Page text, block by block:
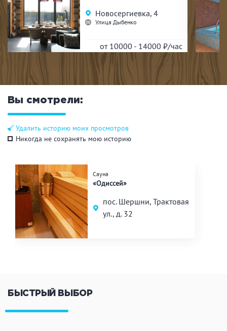
Новосергиевка, 4
Улица Дыбенко
от 10000 - 14000 ₽/час
Вы смотрели:
Удалить историю моих просмотров
Никогда не сохранять мою историю
Сауна
«Одиссей»
пос. Шершни, Трактовая
ул., д. 32
БЫСТРЫЙ ВЫБОР